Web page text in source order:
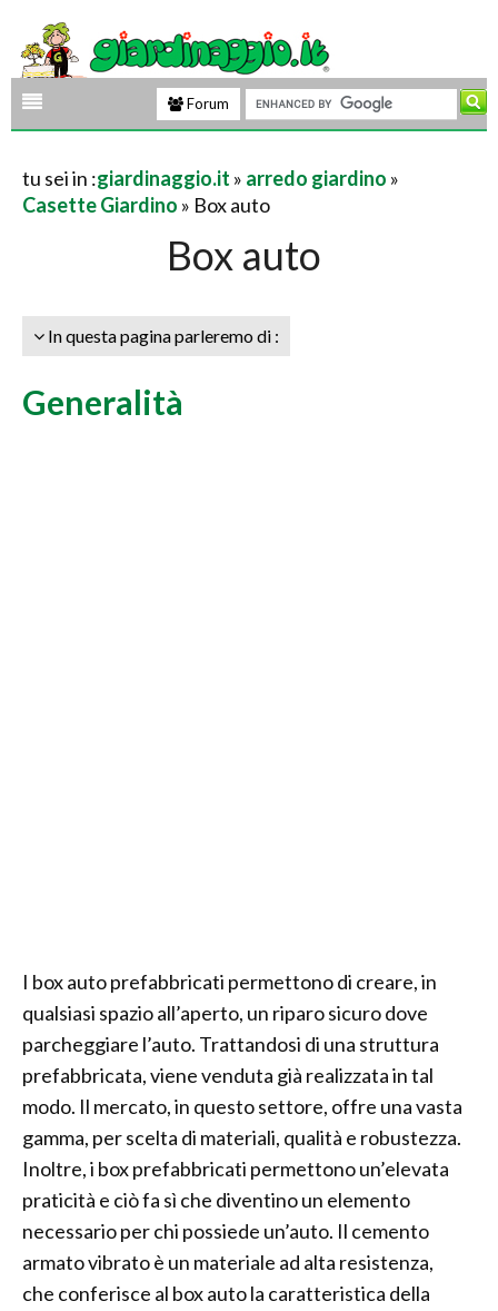
Forum
tu sei in :giardinaggio.it » arredo giardino »
Casette Giardino » Box auto
Box auto
In questa pagina parleremo di :
Generalità
I box auto prefabbricati permettono di creare, in
qualsiasi spazio all’aperto, un riparo sicuro dove
parcheggiare l’auto. Trattandosi di una struttura
prefabbricata, viene venduta già realizzata in tal
modo. Il mercato, in questo settore, offre una vasta
gamma, per scelta di materiali, qualità e robustezza.
Inoltre, i box prefabbricati permettono un’elevata
praticità e ciò fa sì che diventino un elemento
necessario per chi possiede un’auto. Il cemento
armato vibrato è un materiale ad alta resistenza,
che conferisce al box auto la caratteristica della